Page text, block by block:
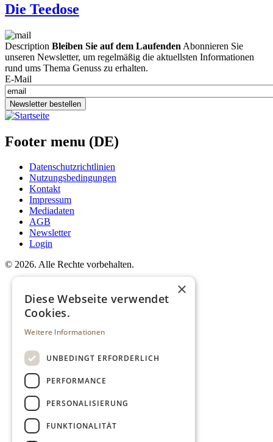
Die Teedose
Description Bleiben Sie auf dem Laufenden Abonnieren Sie
unseren Newsletter, um regelmäßig die aktuellsten Informationen
rund ums Thema Genuss zu erhalten.
E-Mail
Newsletter bestellen
Footer menu (DE)
Datenschutzrichtlinien
Nutzungsbedingungen
Kontakt
Impressum
Mediadaten
AGB
Newsletter
Login
© 2026. Alle Rechte vorbehalten.
×
Diese Webseite verwendet
Cookies.
Weitere Informationen
UNBEDINGT ERFORDERLICH
PERFORMANCE
PERSONALISIERUNG
FUNKTIONALITÄT